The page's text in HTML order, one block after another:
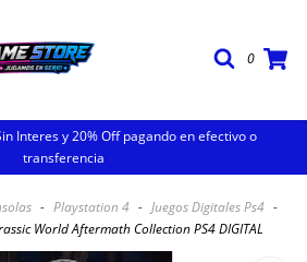
0
Interes y 20% Off pagando en efectivo o
transferencia
- Playstation 4 - Juegos Digitales Ps4 -
World Aftermath Collection PS4 DIGITAL